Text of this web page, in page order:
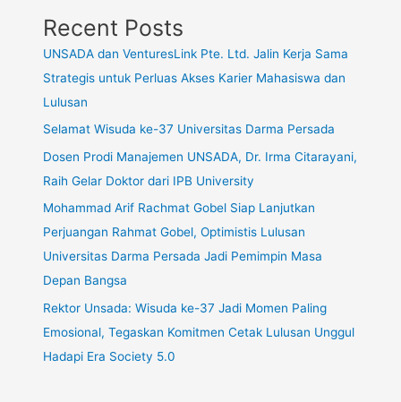
Recent Posts
UNSADA dan VenturesLink Pte. Ltd. Jalin Kerja Sama
Strategis untuk Perluas Akses Karier Mahasiswa dan
Lulusan
Selamat Wisuda ke-37 Universitas Darma Persada
Dosen Prodi Manajemen UNSADA, Dr. Irma Citarayani,
Raih Gelar Doktor dari IPB University
Mohammad Arif Rachmat Gobel Siap Lanjutkan
Perjuangan Rahmat Gobel, Optimistis Lulusan
Universitas Darma Persada Jadi Pemimpin Masa
Depan Bangsa
Rektor Unsada: Wisuda ke-37 Jadi Momen Paling
Emosional, Tegaskan Komitmen Cetak Lulusan Unggul
Hadapi Era Society 5.0